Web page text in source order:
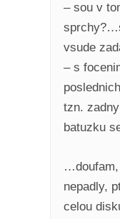
– sou v
vsude
– s
tzn.
batuzku
nepadly,
celou